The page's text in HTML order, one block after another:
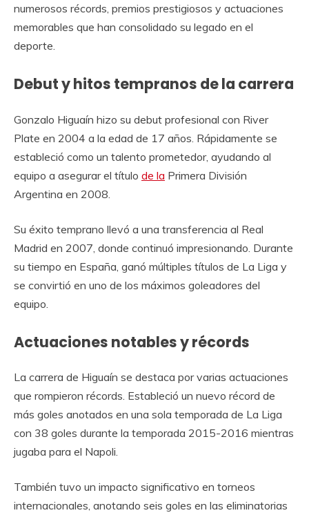
numerosos récords, premios prestigiosos y actuaciones
memorables que han consolidado su legado en el
deporte.
Debut y hitos tempranos de la carrera
Gonzalo Higuaín hizo su debut profesional con River
Plate en 2004 a la edad de 17 años. Rápidamente se
estableció como un talento prometedor, ayudando al
equipo a asegurar el título de la Primera División
Argentina en 2008.
Su éxito temprano llevó a una transferencia al Real
Madrid en 2007, donde continuó impresionando. Durante
su tiempo en España, ganó múltiples títulos de La Liga y
se convirtió en uno de los máximos goleadores del
equipo.
Actuaciones notables y récords
La carrera de Higuaín se destaca por varias actuaciones
que rompieron récords. Estableció un nuevo récord de
más goles anotados en una sola temporada de La Liga
con 38 goles durante la temporada 2015-2016 mientras
jugaba para el Napoli.
También tuvo un impacto significativo en torneos
internacionales, anotando seis goles en las eliminatorias